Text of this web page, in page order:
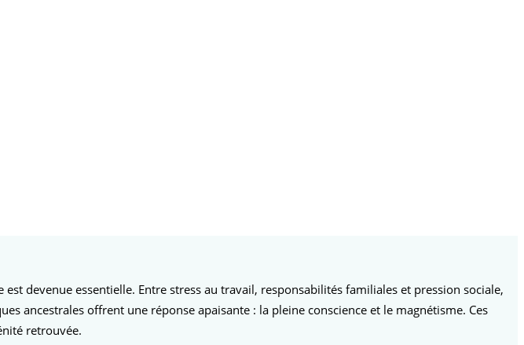
devenue essentielle. Entre stress au travail, responsabilités familiales et pression sociale,
ancestrales offrent une réponse apaisante : la pleine conscience et le magnétisme. Ces
retrouvée.